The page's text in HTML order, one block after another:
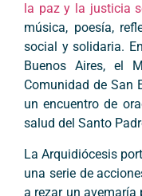
la paz y la justicia
música, poesía,
social y solidaria.
Buenos Aires, el
Comunidad de San
un encuentro de
salud del Santo
La Arquidiócesis
una serie de
a rezar un avemaría